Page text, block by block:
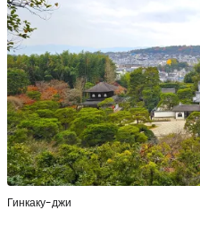
Гинкаку-джи